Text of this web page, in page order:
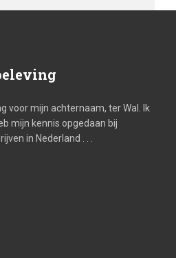
voor mijn achternaam, ter Wal. Ik
mijn kennis opgedaan bij
in Nederland . . .